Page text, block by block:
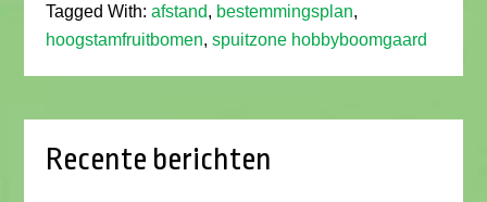
Tagged With:afstand, bestemmingsplan,
hoogstamfruitbomen,spuitzone hobbyboomgaard
Recente berichten